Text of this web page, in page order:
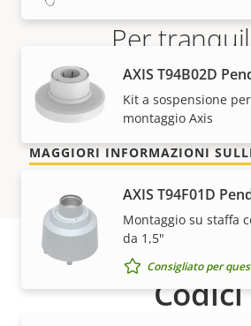
AXIS T94B02D
Kit a sospensione
montaggio Axis
AXIS T94F01D
Montaggio su staffa
da 1,5"
Consigliato per
Per
La nostra garanzia di 3 anni offre
senza problemi e contenimento
MAGGIORI INFORMAZIONI
Codici